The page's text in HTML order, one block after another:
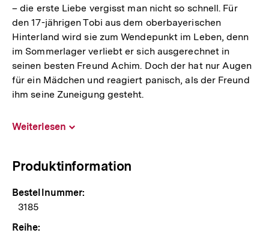
– die erste Liebe vergisst man nicht so schnell. Für
den 17-jährigen Tobi aus dem oberbayerischen
Hinterland wird sie zum Wendepunkt im Leben, denn
im Sommerlager verliebt er sich ausgerechnet in
seinen besten Freund Achim. Doch der hat nur Augen
für ein Mädchen und reagiert panisch, als der Freund
ihm seine Zuneigung gesteht.
Weiterlesen
Produktinformation
Bestellnummer:
3185
Reihe: